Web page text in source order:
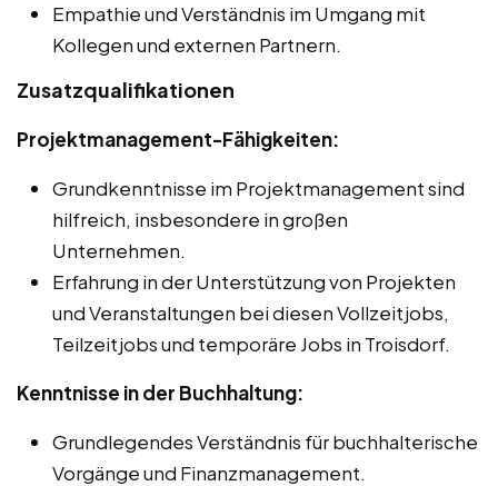
Empathie und Verständnis im Umgang mit
Kollegen und externen Partnern.
Zusatzqualifikationen
Projektmanagement-Fähigkeiten:
Grundkenntnisse im Projektmanagement sind
hilfreich, insbesondere in großen
Unternehmen.
Erfahrung in der Unterstützung von Projekten
und Veranstaltungen bei diesen Vollzeitjobs,
Teilzeitjobs und temporäre Jobs in Troisdorf.
Kenntnisse in der Buchhaltung:
Grundlegendes Verständnis für buchhalterische
Vorgänge und Finanzmanagement.